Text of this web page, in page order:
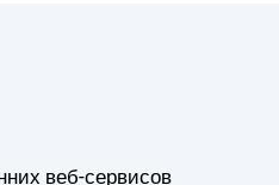
веб-сервисов